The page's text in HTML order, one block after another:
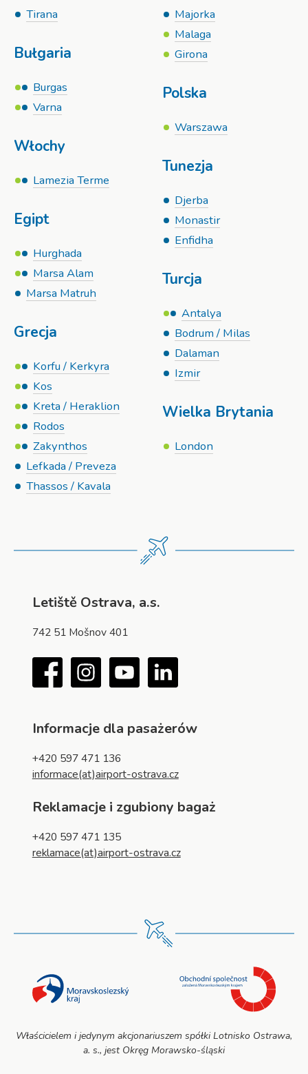
Tirana
Bułgaria
Burgas
Varna
Włochy
Lamezia Terme
Egipt
Hurghada
Marsa Alam
Marsa Matruh
Grecja
Korfu / Kerkyra
Kos
Kreta / Heraklion
Rodos
Zakynthos
Lefkada / Preveza
Thassos / Kavala
Majorka
Malaga
Girona
Polska
Warszawa
Tunezja
Djerba
Monastir
Enfidha
Turcja
Antalya
Bodrum / Milas
Dalaman
Izmir
Wielka Brytania
London
Letiště Ostrava, a.s.
742 51 Mošnov 401
FacebookInstagramYouTubeLinkedIn
Informacje dla pasażerów
+420 597 471 136
informace(at)airport-ostrava.cz
Reklamacje i zgubiony bagaż
+420 597 471 135
reklamace(at)airport-ostrava.cz
Właścicielem i jedynym akcjonariuszem spółki Lotnisko Ostrawa,
a. s., jest Okręg Morawsko-śląski